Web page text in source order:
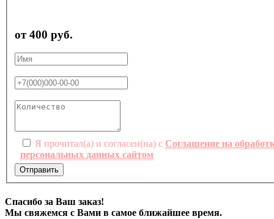
от 400 руб.
Я прочитал(а) и согласен(на) с Соглашение на
персональных данных сайтом
Отправить
Спасибо за Ваш заказ!
Мы свяжемся с Вами в самое ближайшее время.